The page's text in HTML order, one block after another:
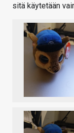
sitä käytetään